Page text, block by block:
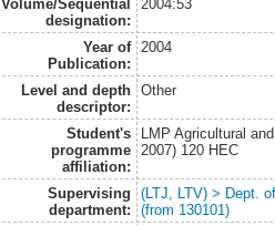
Volume/Sequential
designation:
2004:53
Year of
Publication:
2004
Level and depth
descriptor:
Other
Student's
programme
affiliation:
LMP Agricultural
2007) 120 HEC
Supervising
department:
(LTJ, LTV) > Dept.
(from 130101)